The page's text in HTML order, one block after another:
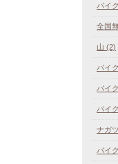
バイ
全国
山 (2)
バイ
バイ
バイ
ナガ
バイ